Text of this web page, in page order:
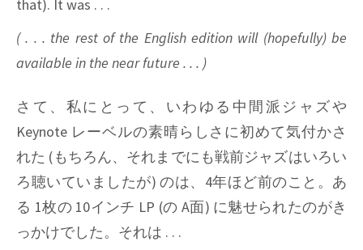
that). It was . . .
( . . . the rest of the English edition will (hopefully) be
available in the near future . . . )
さて、私にとって、いわゆる中間派ジャズや
Keynote レーベルの素晴らしさに初めて気付かさ
れた (もちろん、それまでにも戦前ジャズはいろい
ろ聴いていましたが) のは、4年ほど前のこと。あ
る 1枚の 10インチ LP (の A面) に魅せられたのがき
っかけでした。それは . . .